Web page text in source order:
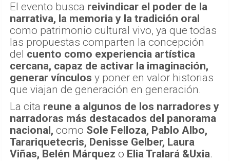
El evento busca reivindicar el poder de la
narrativa, la memoria y la tradición oral
como patrimonio cultural vivo, ya que todas
las propuestas comparten la concepción
del cuento como experiencia artística
cercana, capaz de activar la imaginación,
generar vínculos y poner en valor historias
que viajan de generación en generación.
La cita reune a algunos de los narradores y
narradoras más destacados del panorama
nacional, como Sole Felloza, Pablo Albo,
Tarariquetecris, Denisse Gelber, Laura
Viñas, Belén Márquez o Elia Tralará &Uxia.